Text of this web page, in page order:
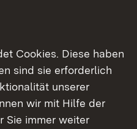
Cookies. Diese haben
sind sie erforderlich
unserer
wir mit Hilfe der
Sie immer weiter